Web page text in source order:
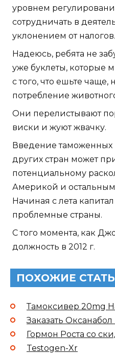
уровнем
сотрудничать в
уклонением от налогов.
Надеюсь, ребята не
уже буклеты, которые
с того, что ешьте чаще,
потребление
Они перелистывают
виски и жуют жвачку.
Введение
других стран может
потенциальному
Америкой и
Начиная с лета
проблемные страны.
С того момента, как
должность в 2012 г.
ПОХОЖИЕ
Тамоксивер 20mg
Заказать
Гормон Роста со
Testogen-Xr